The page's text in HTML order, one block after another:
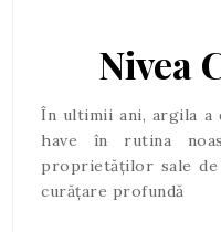
Nivea
În ultimii ani, argila a
have în rutina
proprietăților sale
curățare profundă